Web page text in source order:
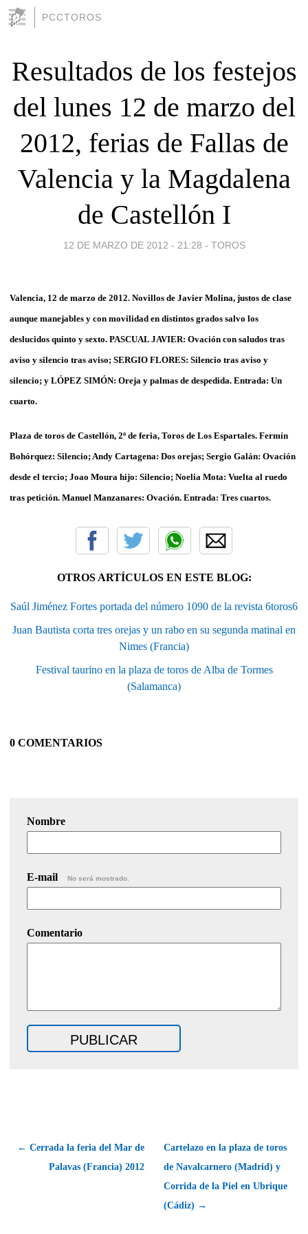
PCCTOROS
Resultados de los festejos
del lunes 12 de marzo del
2012, ferias de Fallas de
Valencia y la Magdalena
de Castellón I
12 DE MARZO DE 2012 - 21:28 - TOROS
Valencia, 12 de marzo de 2012. Novillos de Javier Molina, justos de clase
aunque manejables y con movilidad en distintos grados salvo los
deslucidos quinto y sexto. PASCUAL JAVIER: Ovación con saludos tras
aviso y silencio tras aviso; SERGIO FLORES: Silencio tras aviso y
silencio; y LÓPEZ SIMÓN: Oreja y palmas de despedida. Entrada: Un
cuarto.
Plaza de toros de Castellón, 2º de feria, Toros de Los Espartales. Fermín
Bohórquez: Silencio; Andy Cartagena: Dos orejas; Sergio Galán: Ovación
desde el tercio; Joao Moura hijo: Silencio; Noelia Mota: Vuelta al ruedo
tras petición. Manuel Manzanares: Ovación. Entrada: Tres cuartos.
OTROS ARTÍCULOS EN ESTE BLOG:
Saúl Jiménez Fortes portada del número 1090 de la revista 6toros6
Juan Bautista corta tres orejas y un rabo en su segunda matinal en
Nimes (Francia)
Festival taurino en la plaza de toros de Alba de Tormes
(Salamanca)
0 COMENTARIOS
Nombre
E-mail No será mostrado.
Comentario
← Cerrada la feria del Mar de
Palavas (Francia) 2012
Cartelazo en la plaza de toros
de Navalcarnero (Madrid) y
Corrida de la Piel en Ubrique
(Cádiz) →